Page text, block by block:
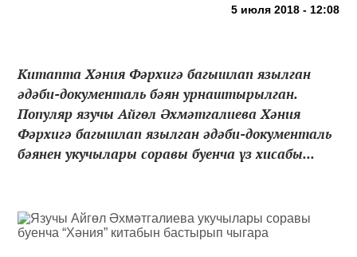
5 июля 2018 - 12:08
Китапта Хәния Фәрхигә багышлап язылган
әдәби-документаль бәян урнаштырылган.
Популяр язучы Айгөл Әхмәтгалиева Хәния
Фәрхигә багышлап язылган әдәби-документаль
бәянен укучылары соравы буенча үз хисабы...